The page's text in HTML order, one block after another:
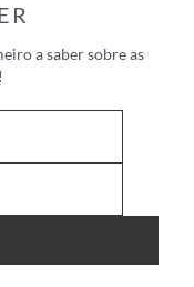
a saber sobre as